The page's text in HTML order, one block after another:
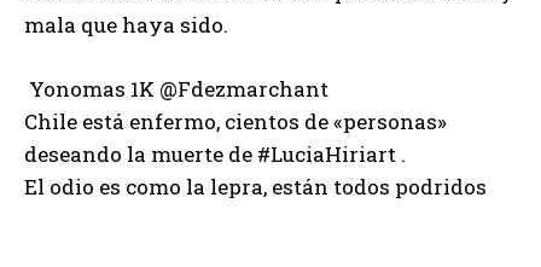
mala que haya sido.
Yonomas 1K ‏@Fdezmarchant
Chile está enfermo, cientos de «personas»
deseando la muerte de #LuciaHiriart .
El odio es como la lepra, están todos podridos